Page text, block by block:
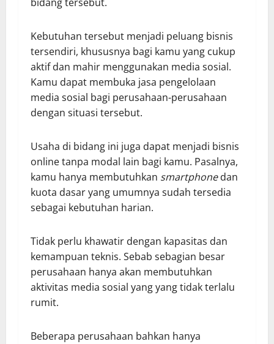
Kebutuhan tersebut menjadi peluang bisnis
tersendiri, khususnya bagi kamu yang cukup
aktif dan mahir menggunakan media sosial.
Kamu dapat membuka jasa pengelolaan
media sosial bagi perusahaan-perusahaan
dengan situasi tersebut.
Usaha di bidang ini juga dapat menjadi bisnis
online tanpa modal lain bagi kamu. Pasalnya,
kamu hanya membutuhkan smartphonedan
kuota dasar yang umumnya sudah tersedia
sebagai kebutuhan harian.
Tidak perlu khawatir dengan kapasitas dan
kemampuan teknis. Sebab sebagian besar
perusahaan hanya akan membutuhkan
aktivitas media sosial yang yang tidak terlalu
rumit.
Beberapa perusahaan bahkan hanya